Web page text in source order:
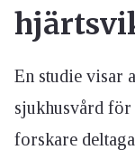
En studie visar
sjukhusvård
forskare